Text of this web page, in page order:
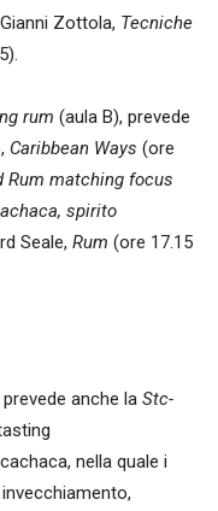
Zottola, Tecniche
rum (aula B), prevede
Caribbean Ways (ore
Rum matching focus
spirito
Seale, Rum (ore 17.15
anche la Stc-
nella quale i